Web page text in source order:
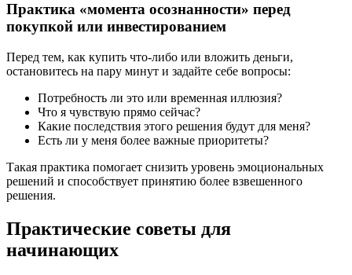
Практика «момента осознанности» перед
покупкой или инвестированием
Перед тем, как купить что-либо или вложить деньги,
остановитесь на пару минут и задайте себе вопросы:
Потребность ли это или временная иллюзия?
Что я чувствую прямо сейчас?
Какие последствия этого решения будут для меня?
Есть ли у меня более важные приоритеты?
Такая практика помогает снизить уровень эмоциональных
решений и способствует принятию более взвешенного
решения.
Практические советы для
начинающих